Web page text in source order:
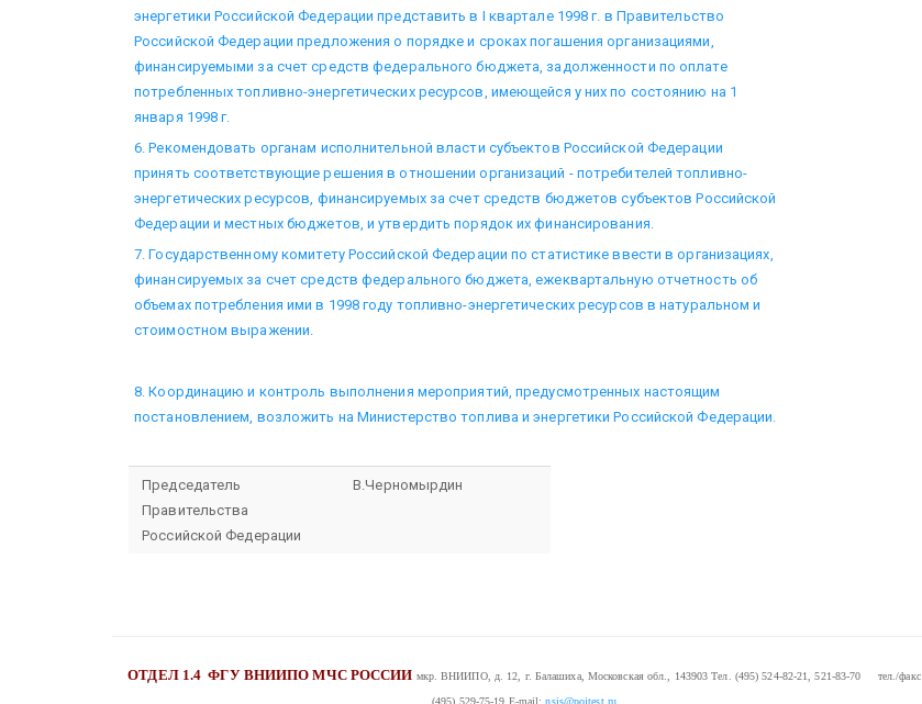
энергетики Российской Федерации представить в I квартале 1998 г. в Правительство
Российской Федерации предложения о порядке и сроках погашения организациями,
финансируемыми за счет средств федерального бюджета, задолженности по оплате
потребленных топливно-энергетических ресурсов, имеющейся у них по состоянию на 1
января 1998 г.
6. Рекомендовать органам исполнительной власти субъектов Российской Федерации
принять соответствующие решения в отношении организаций - потребителей топливно-
энергетических ресурсов, финансируемых за счет средств бюджетов субъектов Российской
Федерации и местных бюджетов, и утвердить порядок их финансирования.
7. Государственному комитету Российской Федерации по статистике ввести в организациях,
финансируемых за счет средств федерального бюджета, ежеквартальную отчетность об
объемах потребления ими в 1998 году топливно-энергетических ресурсов в натуральном и
стоимостном выражении.
8. Координацию и контроль выполнения мероприятий, предусмотренных настоящим
постановлением, возложить на Министерство топлива и энергетики Российской Федерации.
Председатель
Правительства
Российской Федерации
В.Черномырдин
ОТДЕЛ 1.4ФГУ ВНИИПО МЧС РОССИИ мкр. ВНИИПО, д. 12, г. Балашиха, Московская обл., 143903 Тел. (495) 524-82-21, 521-83-70 тел./факс
(495) 529-75-19 E-mail:nsis@pojtest.ru